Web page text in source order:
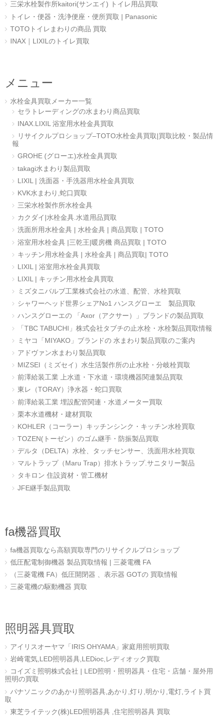
三栄水栓製作所kaitori(サンエイ) トイレ用品買取
トイレ・便器・洗浄便座・便所買取 | Panasonic
TOTOトイレまわりの商品 買取
INAX｜LIXILのトイレ買取
メニュー
水栓金具買取メーカー一覧
セラトレーディングの水まわり商品買取
INAX.LIXIL 浴室用水栓金具買取
リサイクルプロショップ–TOTO水栓金具買取|買取比較・製品情
報
GROHE (グローエ)水栓金具買取
takagi水まわり製品買取
LIXIL | 洗面器・手洗器用水栓金具買取
KVK水まわり,蛇口買取
三栄水栓製作所水栓金具
カクダイ|水栓金具.水道用品買取
洗面所用水栓金具 | 水栓金具 | 商品買取 | TOTO
浴室用水栓金具 |三乾王|暖房機 商品買取 | TOTO
キッチン用水栓金具 | 水栓金具 | 商品買取| TOTO
LIXIL | 浴室用水栓金具買取
LIXIL | キッチン用水栓金具買取
ミズタニバルブ工業株式会社の水道、配管、水栓買取
シャワーヘッド世界シェアNo1 ハンスグローエ 製品買取
ハンスグローエの 「Axor（アクサー）」ブランドの製品買取
「TBC TABUCHI」株式会社タブチの止水栓・水栓製品買取情報
ミヤコ「MIYAKO」ブランドの 水まわり製品買取のご案内
アドヴァン水まわり製品買取
MIZSEI（ミズセイ）水生活製作所の止水栓・分岐栓買取
前澤給装工業 上水道・下水道・環境機器関連製品買取
東レ（TORAY）浄水器・蛇口買取
前澤給装工業 埋設配管関連・水道メーター買取
栗本水道機材・建材買取
KOHLER（コーラー）キッチンシンク・キッチン水栓買取
TOZEN(トーゼン）のゴム継手・防振製品買取
デルタ（DELTA）水栓、タッチセンサー、洗面用水栓買取
マルトラップ（Maru Trap）排水トラップ.サニタリー製品
タキロン 住設資材・管工機材
JFE継手製品買取
fa機器買取
fa機器買取なら高額買取専門のリサイクルプロショップ
低圧配電制御機器 製品買取情報 | 三菱電機 FA
（三菱電機 FA）低圧開閉器 、表示器 GOTの 買取情報
三菱電機の駆動機器 買取
照明器具買取
アイリスオーヤマ「IRIS OHYAMA」家庭用照明買取
岩崎電気,LED照明器具,LEDioc,レディオック買取
コイズミ照明株式会社 | LED照明・照明器具・住宅・店舗・屋外用
照明の買取
パナソニックのあかり照明器具,あかり,灯り,明かり,電灯,ライト買
取
東芝ライテック(株)LED照明器具 ,住宅照明器具 買取